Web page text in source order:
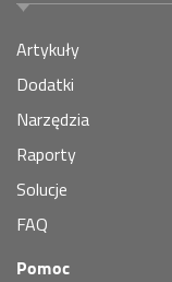
Artykuły
Dodatki
Narzędzia
Raporty
Solucje
FAQ
Pomoc